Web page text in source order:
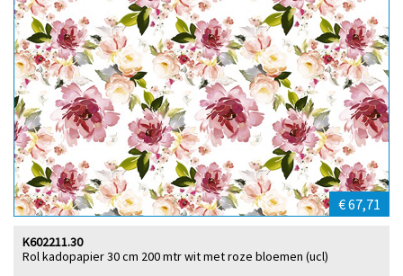
€ 67,71
Rol kadopapier 30 cm 200 mtr wit met roze bloemen (ucl)
K602211.30